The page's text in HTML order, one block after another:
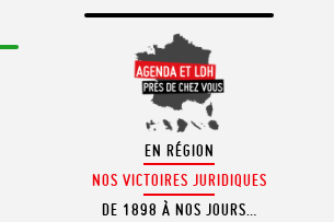
EN RÉGION
NOS VICTOIRES JURIDIQUES
DE 1898 À NOS JOURS…